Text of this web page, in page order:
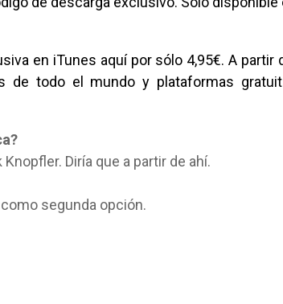
en iTunes aquípor sólo 4,95€. A partir
de todo el mundo y plataformas
Diría que a partir de ahí.
segunda opción.